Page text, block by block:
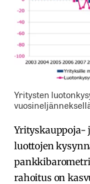
Yritysten
Yrityskauppoja-
luottojen
rahoitus on